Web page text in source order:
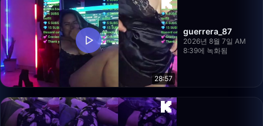
28:57
guerrera_87
2026년 8월 7일 AM
8:39에 녹화됨